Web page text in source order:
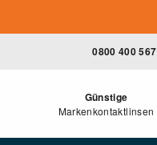
0800 400 567
Günstige
Markenkontaktlinsen